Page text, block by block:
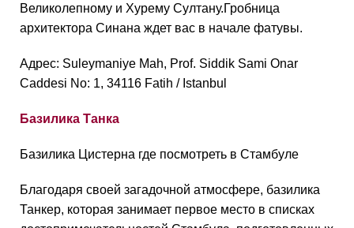
Великолепному и Хурему Султану.Гробница
архитектора Синана ждет вас в начале фатувы.
Адрес: Suleymaniye Mah, Prof. Siddik Sami Onar
Caddesi No: 1, 34116 Fatih / Istanbul
Базилика Танка
Базилика Цистерна где посмотреть в Стамбуле
Благодаря своей загадочной атмосфере, базилика
Танкер, которая занимает первое место в списках